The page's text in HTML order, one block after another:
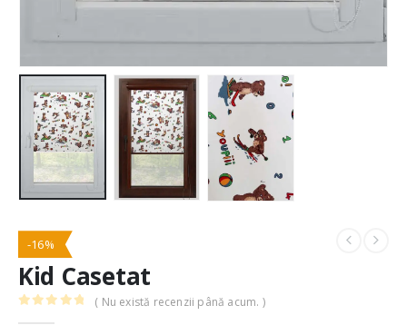
-16%
Kid Casetat
( Nu există recenzii până acum. )